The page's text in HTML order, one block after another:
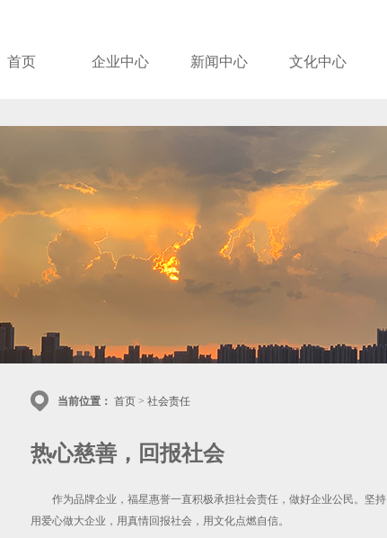
首页 企业中心 新闻中心 文化中心
当前位置： 首页 > 社会责任
热心慈善，回报社会
作为品牌企业，福星惠誉一直积极承担社会责任，做好企业公民。坚持
用爱心做大企业，用真情回报社会，用文化点燃自信。